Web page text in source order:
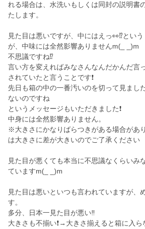
れる場合は、水洗いもしくは同封の説明書
たします。
見た目は悪いですが、中にはえっ👀⁉️とい
が、中味には全然影響ありませんm(_ _)m
不思議ですね⁉️
言い方を変えればみなさんなんだかんだ言
されていたと言うことです❗
先日も箱の中の一番汚いのを切って見まし
ないのですね
というメッセージもいただきました❗
中身には全然影響ありません。
※大きさにかなりばらつきがある場合があ
は大きさに差が大きいのでご了承ください
見た目が悪くても本当に不思議なくらいみ
ていますm(_ _)m
見た目は悪いといつも言われていますが、
す。
多分、日本一見た目が悪い‼️
大きさも不揃い❗→大きさ揃えると箱に入ら